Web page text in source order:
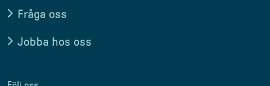
Fråga oss
Jobba hos oss